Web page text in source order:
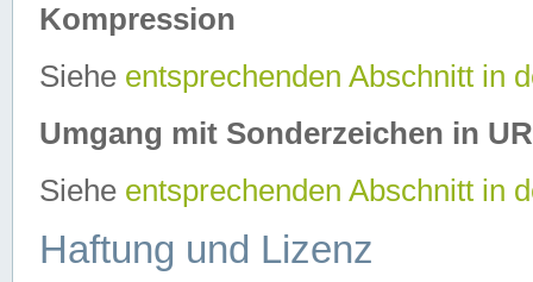
Kompression
Siehe entsprechenden Abschnitt in
Umgang mit Sonderzeichen in
Siehe entsprechenden Abschnitt in
Haftung und Lizenz